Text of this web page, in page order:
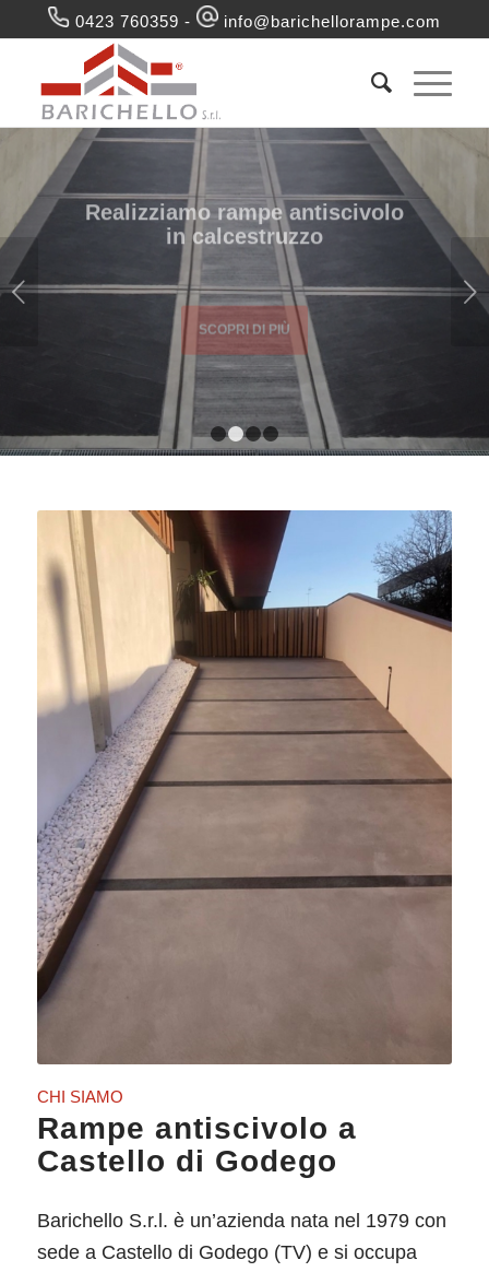
0423 760359 - info@barichellorampe.com
Realizziamo rampe antiscivolo
in calcestruzzo
Succ
1 2 3 4
CHI SIAMO
Rampe antiscivolo a
Castello di Godego
Barichello S.r.l. è un’azienda nata nel 1979 con
sede a Castello di Godego (TV) e si occupa